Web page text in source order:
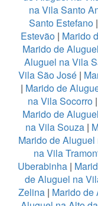
na Vila Santo
Santo Estefano|
Estevão | Marido
Marido de
Aluguel na Vila
Vila São José|
| Marido de
na Vila Socorro|
Marido de
na Vila Souza|
Marido de
na Vila
Uberabinha |
de Aluguel na
Zelina | Marido de